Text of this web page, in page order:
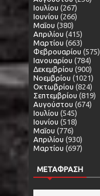
Ιουλίου (267)
Ιουνίου (266)
Μαΐου (380)
Απριλίου (415)
Μαρτίου (663)
Φεβρουαρίου (575)
Ιανουαρίου (784)
Δεκεμβρίου (900)
Νοεμβρίου (1021)
Οκτωβρίου (824)
Σεπτεμβρίου (819)
Αυγούστου (674)
Ιουλίου (545)
Ιουνίου (518)
Μαΐου (776)
Απριλίου (930)
Μαρτίου (697)
ΜΕΤΑΦΡΑΣΗ